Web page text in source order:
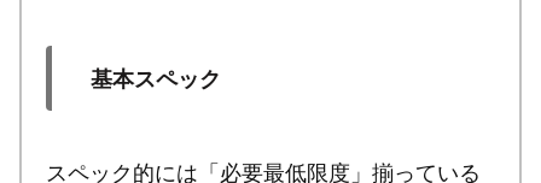
基本スペック
スペック的には「必要最低限度」揃っている